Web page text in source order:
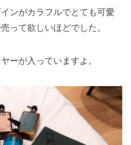
ンがカラフルでとても可愛
って欲しいほどでした。
ーが入っていますよ。